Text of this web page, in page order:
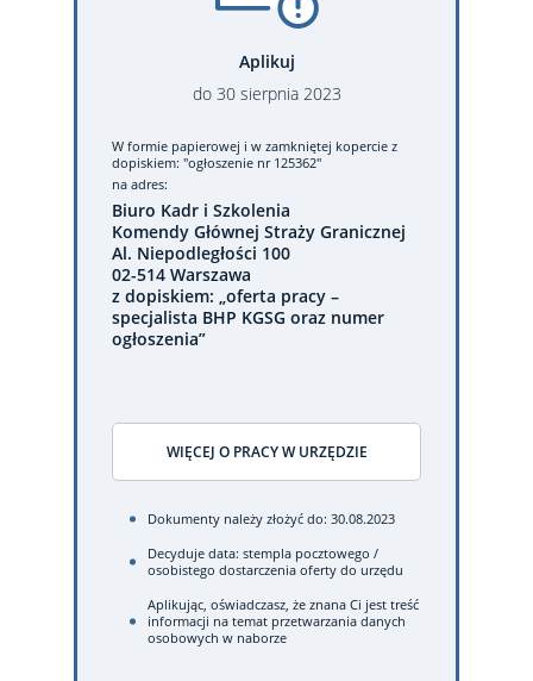
Aplikuj
do 30 sierpnia 2023
W formie papierowej i w zamkniętej kopercie z
dopiskiem: "ogłoszenie nr 125362"
na adres:
Biuro Kadr i Szkolenia
Komendy Głównej Straży Granicznej
Al. Niepodległości 100
02-514 Warszawa
z dopiskiem: „oferta pracy –
specjalista BHP KGSG oraz numer
ogłoszenia”
WIĘCEJ O PRACY W URZĘDZIE
Dokumenty należy złożyć do: 30.08.2023
Decyduje data: stempla pocztowego /
osobistego dostarczenia oferty do urzędu
Aplikując, oświadczasz, że znana Ci jest treść
informacji na temat przetwarzania danych
osobowych w naborze